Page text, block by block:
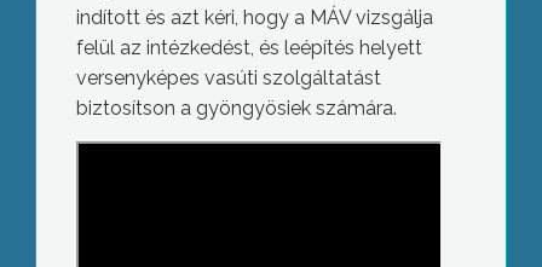
indított és azt kéri, hogy a MÁV vizsgálja
felül az intézkedést, és leépítés helyett
versenyképes vasúti szolgáltatást
biztosítson a gyöngyösiek számára.